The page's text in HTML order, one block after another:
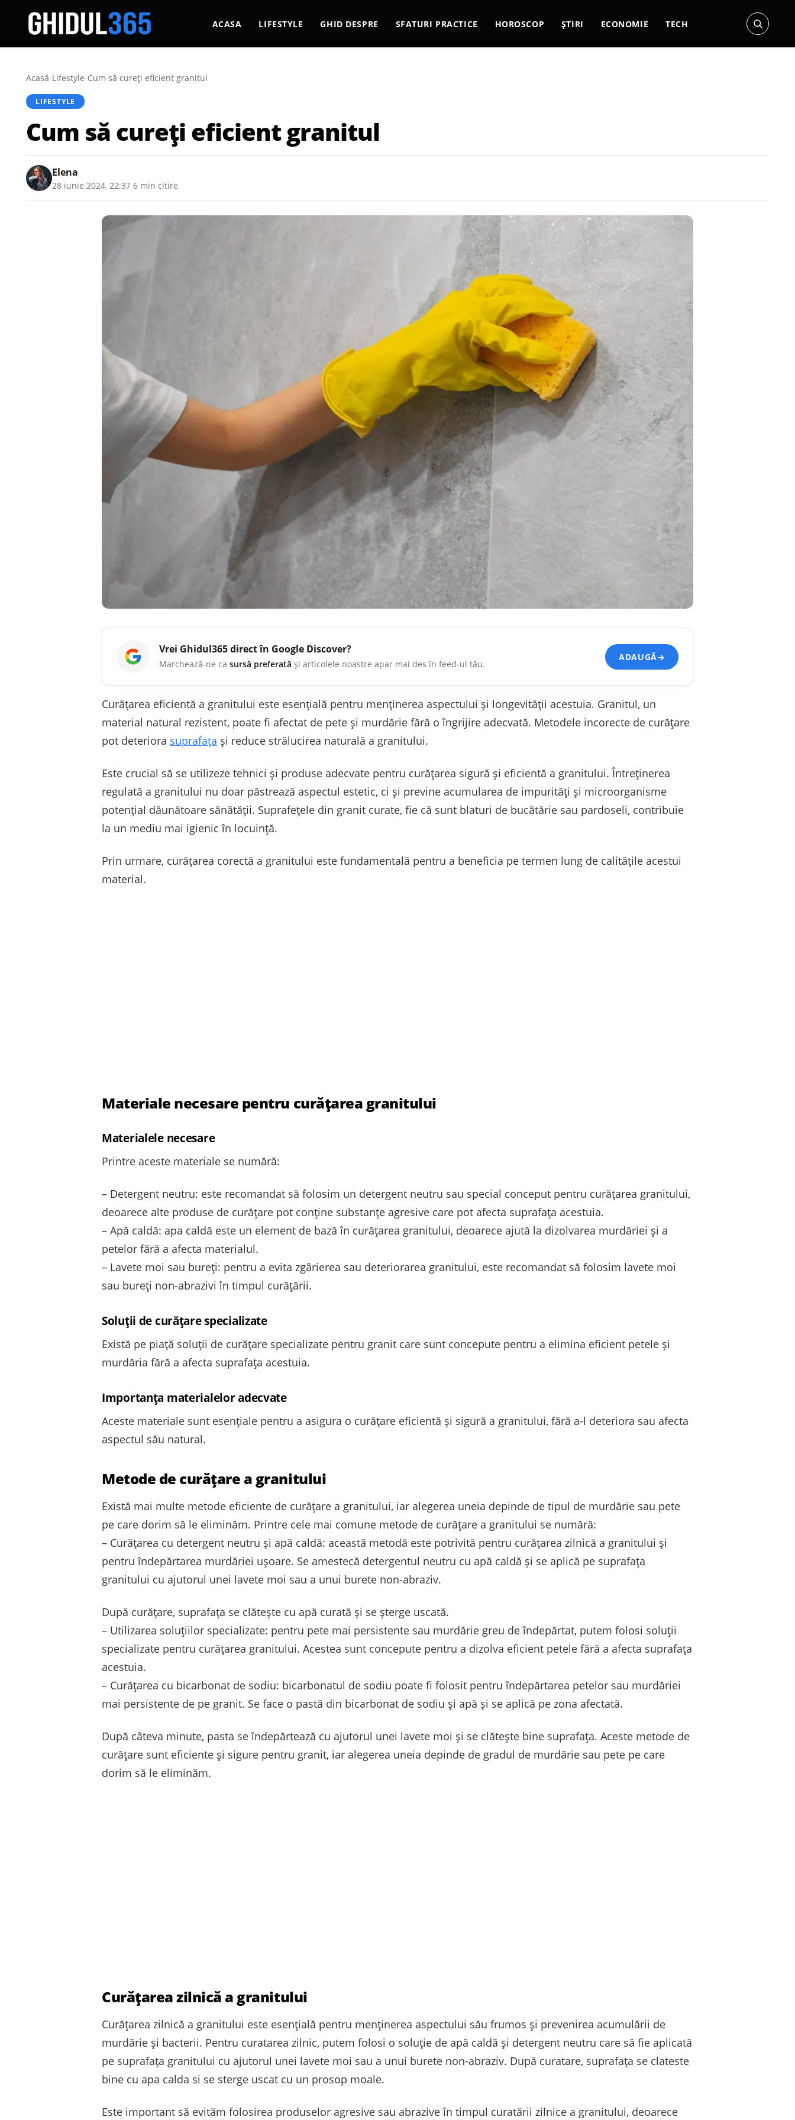
ACASA LIFESTYLE GHID DESPRE SFATURI PRACTICE HOROSCOP ȘTIRI ECONOMIE TECH
Acasă/Lifestyle/Cum să cureți eficient granitul
LIFESTYLE
Cum să cureți eficient granitul
Elena
28 iunie 2024, 22:37 6 min citire
Vrei Ghidul365direct în Google Discover?
Marchează-ne ca sursă preferată și articolele noastre apar mai des în feed-ul tău.
ADAUGĂ→
Curățarea eficientă a granitului este esențială pentru menținerea aspectului și longevității acestuia. Granitul, un
material natural rezistent, poate fi afectat de pete și murdărie fără o îngrijire adecvată. Metodele incorecte de curățare
pot deteriora suprafața și reduce strălucirea naturală a granitului.
Este crucial să se utilizeze tehnici și produse adecvate pentru curățarea sigură și eficientă a granitului. Întreținerea
regulată a granitului nu doar păstrează aspectul estetic, ci și previne acumularea de impurități și microorganisme
potențial dăunătoare sănătății. Suprafețele din granit curate, fie că sunt blaturi de bucătărie sau pardoseli, contribuie
la un mediu mai igienic în locuință.
Prin urmare, curățarea corectă a granitului este fundamentală pentru a beneficia pe termen lung de calitățile acestui
material.
Materiale necesare pentru curățarea granitului
Materialele necesare
Printre aceste materiale se numără:
– Detergent neutru: este recomandat să folosim un detergent neutru sau special conceput pentru curățarea granitului,
deoarece alte produse de curățare pot conține substanțe agresive care pot afecta suprafața acestuia.
– Apă caldă: apa caldă este un element de bază în curățarea granitului, deoarece ajută la dizolvarea murdăriei și a
petelor fără a afecta materialul.
– Lavete moi sau bureți: pentru a evita zgârierea sau deteriorarea granitului, este recomandat să folosim lavete moi
sau bureți non-abrazivi în timpul curățării.
Soluții de curățare specializate
Există pe piață soluții de curățare specializate pentru granit care sunt concepute pentru a elimina eficient petele și
murdăria fără a afecta suprafața acestuia.
Importanța materialelor adecvate
Aceste materiale sunt esențiale pentru a asigura o curățare eficientă și sigură a granitului, fără a-l deteriora sau afecta
aspectul său natural.
Metode de curățare a granitului
Există mai multe metode eficiente de curățare a granitului, iar alegerea uneia depinde de tipul de murdărie sau pete
pe care dorim să le eliminăm. Printre cele mai comune metode de curățare a granitului se numără:
– Curățarea cu detergent neutru și apă caldă: această metodă este potrivită pentru curățarea zilnică a granitului și
pentru îndepărtarea murdăriei ușoare. Se amestecă detergentul neutru cu apă caldă și se aplică pe suprafața
granitului cu ajutorul unei lavete moi sau a unui burete non-abraziv.
După curățare, suprafața se clătește cu apă curată și se șterge uscată.
– Utilizarea soluțiilor specializate: pentru pete mai persistente sau murdărie greu de îndepărtat, putem folosi soluții
specializate pentru curățarea granitului. Acestea sunt concepute pentru a dizolva eficient petele fără a afecta suprafața
acestuia.
– Curățarea cu bicarbonat de sodiu: bicarbonatul de sodiu poate fi folosit pentru îndepărtarea petelor sau murdăriei
mai persistente de pe granit. Se face o pastă din bicarbonat de sodiu și apă și se aplică pe zona afectată.
După câteva minute, pasta se îndepărtează cu ajutorul unei lavete moi și se clătește bine suprafața. Aceste metode de
curățare sunt eficiente și sigure pentru granit, iar alegerea uneia depinde de gradul de murdărie sau pete pe care
dorim să le eliminăm.
Curățarea zilnică a granitului
Curățarea zilnică a granitului este esențială pentru menținerea aspectului său frumos și prevenirea acumulării de
murdărie și bacterii. Pentru curatarea zilnic, putem folosi o soluție de apă caldă și detergent neutru care să fie aplicată
pe suprafața granitului cu ajutorul unei lavete moi sau a unui burete non-abraziv. După curatare, suprafața se clateste
bine cu apa calda si se sterge uscat cu un prosop moale.
Este important să evităm folosirea produselor agresive sau abrazive în timpul curatării zilnice a granitului, deoarece